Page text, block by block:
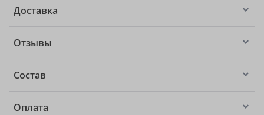
Доставка
Отзывы
Состав
Оплата